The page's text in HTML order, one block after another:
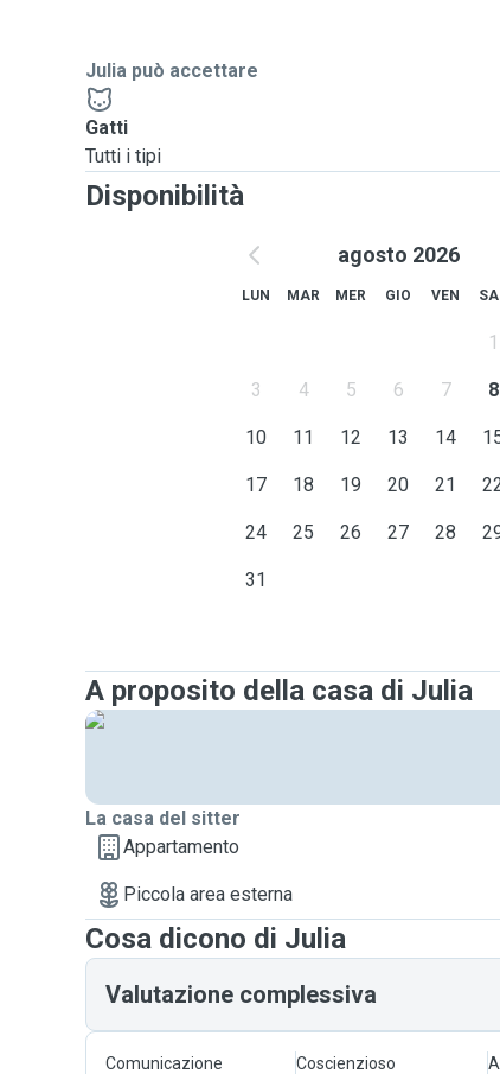
Julia può accettare
Gatti
Tutti i tipi
Disponibilità
agosto 2026
LUN MAR MER GIO VEN
1
3 4 5 6 7 8
10 11 12 13 14
17 18 19 20 21
24 25 26 27 28
31
A proposito della casa di Julia
La casa del sitter
Appartamento
Piccola area esterna
Cosa dicono di Julia
Valutazione complessiva
Comunicazione Coscienzioso